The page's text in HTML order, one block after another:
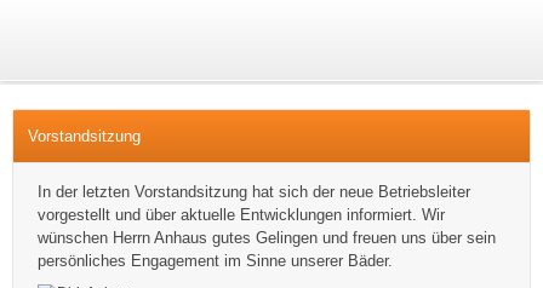
Vorstandsitzung
In der letzten Vorstandsitzung hat sich der neue Betriebsleiter
vorgestellt und über aktuelle Entwicklungen informiert. Wir
wünschen Herrn Anhaus gutes Gelingen und freuen uns über sein
persönliches Engagement im Sinne unserer Bäder.